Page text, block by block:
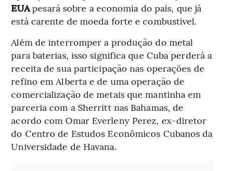
EUApesará sobre a economia do país, que já
está carente de moeda forte e combustível.
Além de interromper a produção do metal
para baterias, isso significa que Cuba perderá a
receita de sua participação nas operações de
refino em Alberta e de uma operação de
comercialização de metais que mantinha em
parceria com a Sherritt nas Bahamas, de
acordo com Omar Everleny Perez, ex-diretor
do Centro de Estudos Econômicos Cubanos da
Universidade de Havana.